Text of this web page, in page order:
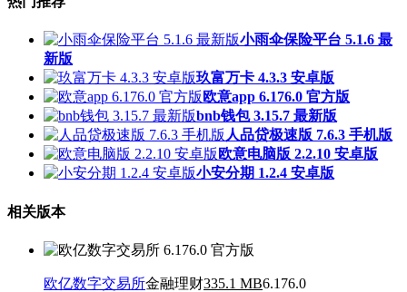
小雨伞保险平台 5.1.6 最
新版
玖富万卡 4.3.3 安卓版
欧意app 6.176.0 官方版
bnb钱包 3.15.7 最新版
人品贷极速版 7.6.3 手机版
欧意电脑版 2.2.10 安卓版
小安分期 1.2.4 安卓版
相关版本
欧亿数字交易所金融理财335.1 MB6.176.0